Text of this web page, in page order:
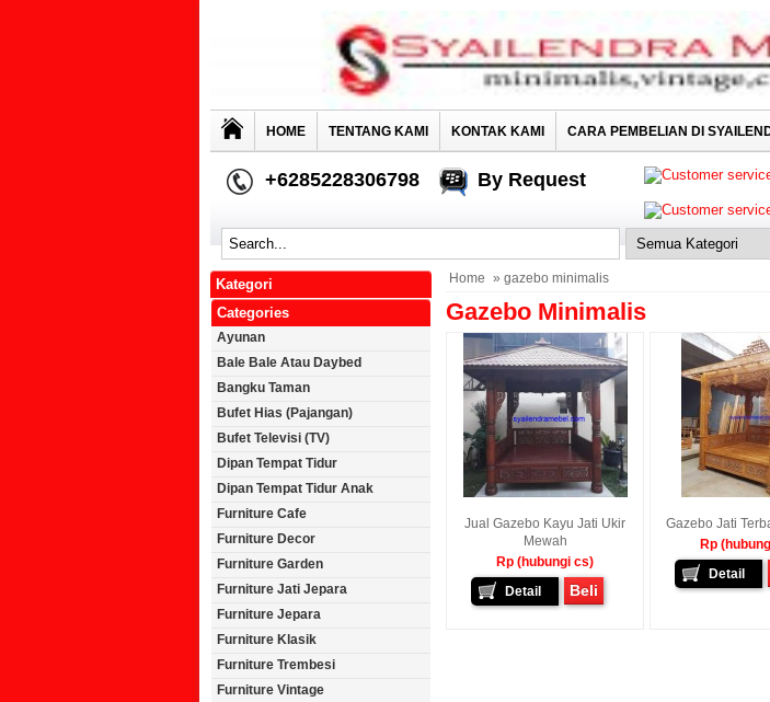
HOME TENTANG KAMI KONTAK KAMI CARA PEMBELIAN DI
+6285228306798 By Request
Home » gazebo minimalis
Gazebo Minimalis
Jual Gazebo Kayu Jati Ukir
Mewah
Rp (hubungi cs)
Detail
Beli
Gazebo Jati
Rp
Detail
Kategori
Categories
Ayunan
Bale Bale Atau Daybed
Bangku Taman
Bufet Hias (Pajangan)
Bufet Televisi (TV)
Dipan Tempat Tidur
Dipan Tempat Tidur Anak
Furniture Cafe
Furniture Decor
Furniture Garden
Furniture Jati Jepara
Furniture Jepara
Furniture Klasik
Furniture Trembesi
Furniture Vintage